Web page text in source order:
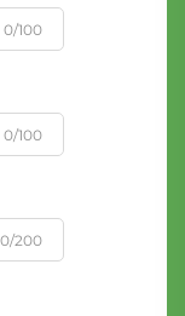
0/100
0/100
0/200